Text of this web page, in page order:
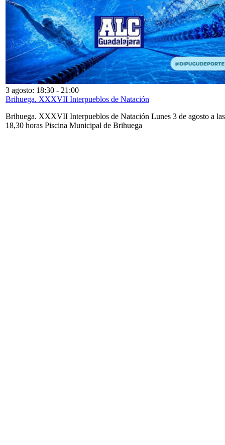
3 agosto: 18:30 - 21:00
Brihuega. XXXVII Interpueblos de Natación
Brihuega. XXXVII Interpueblos de Natación Lunes 3 de agosto a las
18,30 horas Piscina Municipal de Brihuega